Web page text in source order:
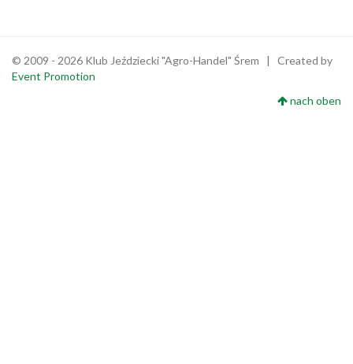
© 2009 - 2026 Klub Jeździecki "Agro-Handel" Śrem | Created by
Event Promotion
nach oben